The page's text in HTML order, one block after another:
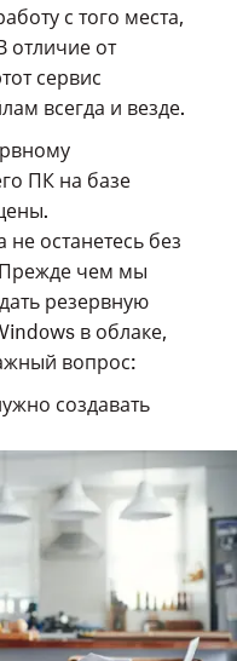
с того места,
отличие от
сервис
всегда и везде.
ПК на базе
не останетесь без
чем мы
резервную
в облаке,
вопрос:
создавать